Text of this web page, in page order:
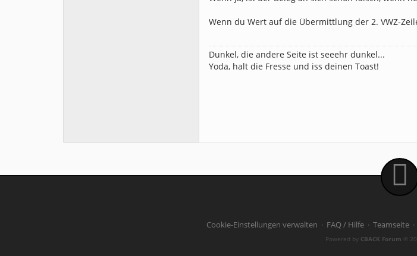
Wenn du Wert auf die Übermittlung der 2. VWZ-
Dunkel, die andere Seite ist seeehr dunkel...
Yoda, halt die Fresse und iss deinen Toast!
Cookie-Einstellungen verwalten · FAQ / Hilfe · Teamseite ·
Powered by CBACK Forum ©